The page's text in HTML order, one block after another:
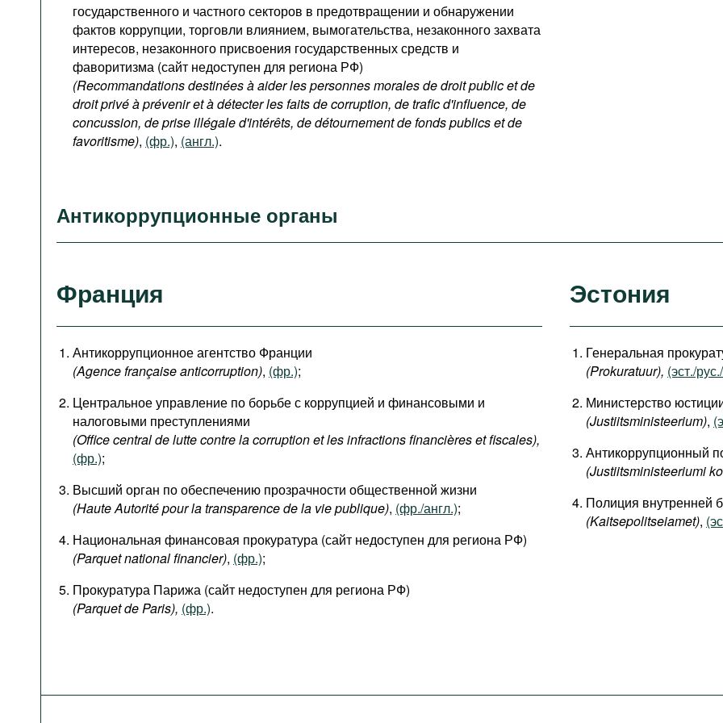
государственного и частного секторов в предотвращении и обнаружении
фактов коррупции, торговли влиянием, вымогательства, незаконного захвата
интересов, незаконного присвоения государственных средств и
фаворитизма (сайт недоступен для региона РФ)
(Recommandations destinées à aider les personnes morales de droit public et de
droit privé à prévenir et à détecter les faits de corruption, de trafic d'influence, de
concussion, de prise illégale d'intérêts, de détournement de fonds publics et de
favoritisme), (фр.), (англ.).
Антикоррупционные органы
Франция
Антикоррупционное агентство Франции
(Agence française anticorruption), (фр.);
Центральное управление по борьбе с коррупцией и финансовыми и
налоговыми преступлениями
(Office central de lutte contre la corruption et les infractions financières et fiscales),
(фр.);
Высший орган по обеспечению прозрачности общественной жизни
(Haute Autorité pour la transparence de la vie publique), (фр./англ.);
Национальная финансовая прокуратура (сайт недоступен для региона РФ)
(Parquet national financier), (фр.);
Прокуратура Парижа (сайт недоступен для региона РФ)
(Parquet de Paris), (фр.).
Эстония
Генеральная
(Prokuratuur), (эст./
Министерство
(Justiitsministeerium),
Антикоррупционный
(Justiitsministeeriumi
Полиция внутренней
(Kaitsepolitseiamet),